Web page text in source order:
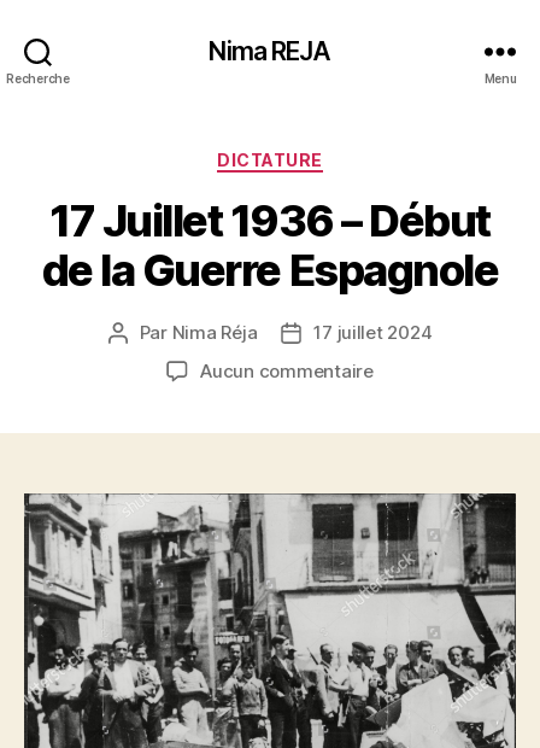
Recherche
Nima REJA
Menu
Catégories
DICTATURE
17 Juillet 1936 – Début
de la Guerre Espagnole
Auteur
l’article
Par Nima Réja
Date17 juillet 2024
Aucun commentairesur
Début
de
la
Guerre
Espagnole